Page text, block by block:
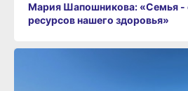
Мария Шапошникова: «Семья -
ресурсов нашего здоровья»